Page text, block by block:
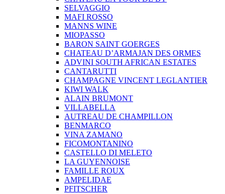
SELVAGGIO
MAFI ROSSO
MANNS WINE
MIOPASSO
BARON SAINT GOERGES
CHATEAU D’ARMAJAN DES ORMES
ADVINI SOUTH AFRICAN ESTATES
CANTARUTTI
CHAMPAGNE VINCENT LEGLANTIER
KIWI WALK
ALAIN BRUMONT
VILLABELLA
AUTREAU DE CHAMPILLON
BENMARCO
VINA ZAMANO
FICOMONTANINO
CASTELLO DI MELETO
LA GUYENNOISE
FAMILLE ROUX
AMPELIDAE
PFITSCHER